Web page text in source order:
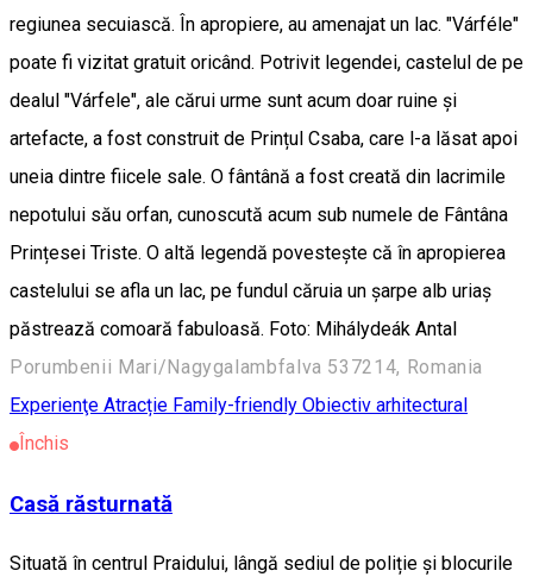
regiunea secuiască. În apropiere, au amenajat un lac. "Várféle"
poate fi vizitat gratuit oricând. Potrivit legendei, castelul de pe
dealul "Várfele", ale cărui urme sunt acum doar ruine și
artefacte, a fost construit de Prințul Csaba, care l-a lăsat apoi
uneia dintre fiicele sale. O fântână a fost creată din lacrimile
nepotului său orfan, cunoscută acum sub numele de Fântâna
Prințesei Triste. O altă legendă povestește că în apropierea
castelului se afla un lac, pe fundul căruia un șarpe alb uriaș
păstrează comoară fabuloasă. Foto: Mihálydeák Antal
Porumbenii Mari/Nagygalambfalva 537214, Romania
Experienţe Atracție Family-friendly Obiectiv arhitectural
Închis
Casă răsturnată
Situată în centrul Praidului, lângă sediul de poliție și blocurile